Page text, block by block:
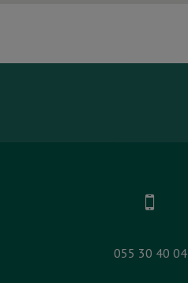
055 30 40 04